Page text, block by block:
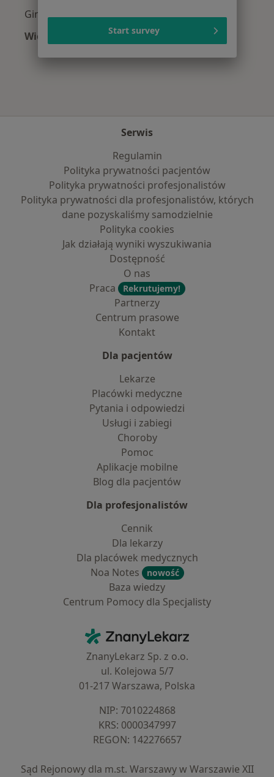
Ginekolodzy z Medica Polska w Katowicach
Więcej (13)
Serwis
Regulamin
Polityka prywatności pacjentów
Polityka prywatności profesjonalistów
Polityka prywatności dla profesjonalistów, których
dane pozyskaliśmy samodzielnie
Polityka cookies
Jak działają wyniki wyszukiwania
Dostępność
O nas
Praca
Rekrutujemy!
Partnerzy
Centrum prasowe
Kontakt
Dla pacjentów
Lekarze
Placówki medyczne
Pytania i odpowiedzi
Usługi i zabiegi
Choroby
Pomoc
Aplikacje mobilne
Blog dla pacjentów
Dla profesjonalistów
Cennik
Dla lekarzy
Dla placówek medycznych
Noa Notes
nowość
Baza wiedzy
Centrum Pomocy dla Specjalisty
ZnanyLekarz - Strona główna
ZnanyLekarz Sp. z o.o.
ul. Kolejowa 5/7
01-217 Warszawa, Polska
NIP: ⁠7010224868
KRS: ⁠0000347997
REGON: ⁠142276657
Sąd Rejonowy dla m.st. Warszawy w Warszawie XII
Start survey